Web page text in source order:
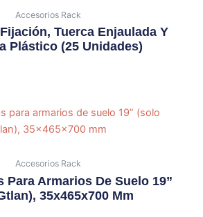
Accesorios Rack
Tuerca Enjaulada Y
Plástico (25 Unidades)
Accesorios Rack
Para Armarios De Suelo 19”
35x465x700 Mm